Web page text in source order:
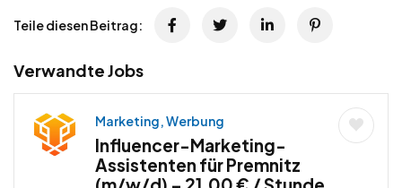
Teile diesen Beitrag:
Verwandte Jobs
Marketing, Werbung
Influencer-Marketing-
Assistenten für Premnitz